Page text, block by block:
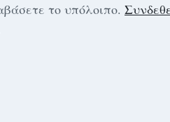
το υπόλοιπο.